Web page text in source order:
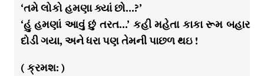
‘તમે લોકો હમણા ક્યાં છો…?’
‘હું હમણાં આવું છું તરત…’ કહી મહેતા કાકા રૂમ બહાર
દોડી ગયા, અને ધરા પણ તેમની પાછળ થઇ !
( ક્રમશ: )